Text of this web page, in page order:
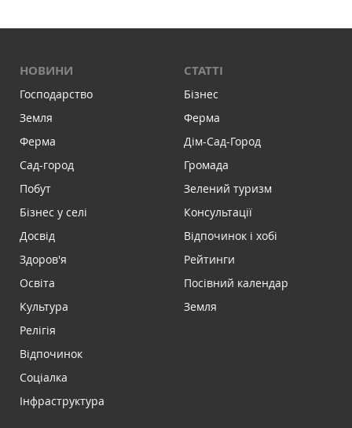
НОВИНИ
Господарство
Земля
Ферма
Сад-город
Побут
Бізнес у селі
Досвід
Здоров'я
Освіта
Культура
Релігія
Відпочинок
Соціалка
Інфраструктура
СТАТТІ
Бізнес
Ферма
Дім-Сад-Город
Громада
Зелений туризм
Консультації
Відпочинок і хобі
Рейтинги
Посівний календар
Земля